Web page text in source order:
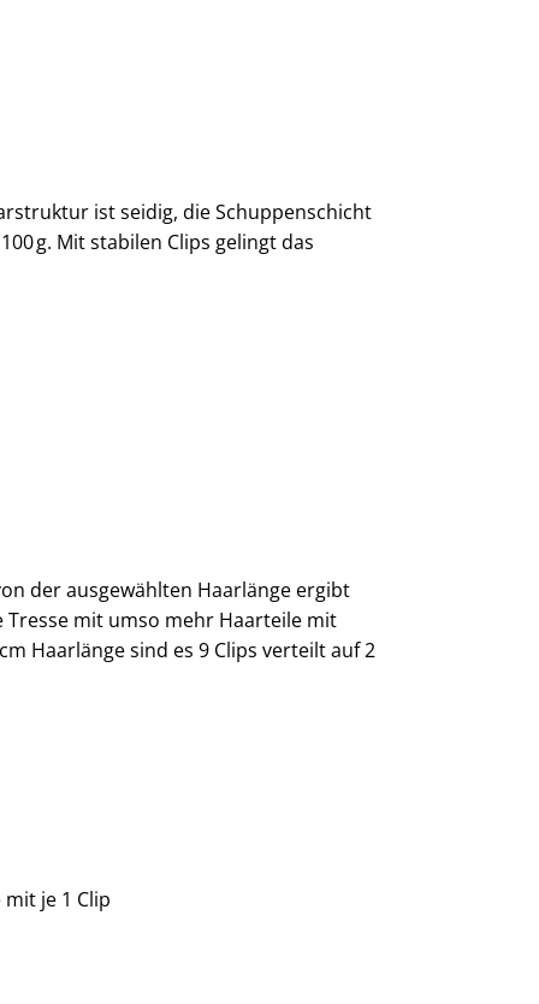
ist seidig, die Schuppenschicht
g. Mit stabilen Clips gelingt das
der ausgewählten Haarlänge ergibt
Tresse mit umso mehr Haarteile mit
Haarlänge sind es 9 Clips verteilt auf 2
je 1 Clip